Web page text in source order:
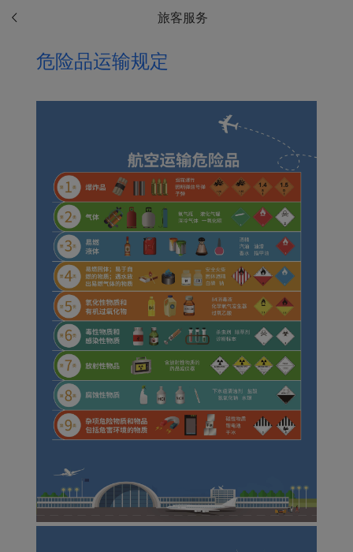
旅客服务
危险品运输规定